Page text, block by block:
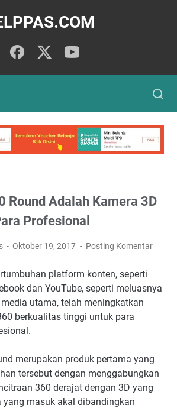
Round Adalah Kamera 3D
Profesional
Oktober 19, 2017 Posting Komentar
platform konten, seperti
dan YouTube, seperti meluasnya
utama, telah meningkatkan
berkualitas tinggi untuk para
merupakan produk pertama yang
tersebut dengan menggabungkan
360 derajat dengan 3D yang
yang masuk akal dibandingkan